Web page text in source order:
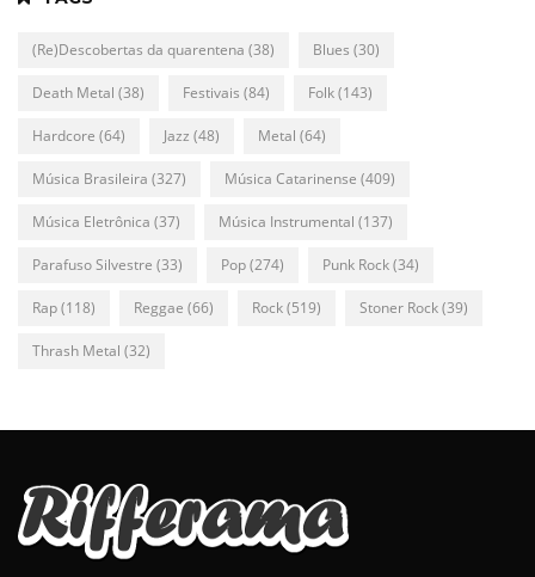
(Re)Descobertas da quarentena (38) Blues (30)
Death Metal (38) Festivais (84) Folk(143)
Hardcore (64) Jazz (48) Metal (64)
Música Brasileira (327) Música Catarinense (409)
Música Eletrônica (37) Música Instrumental (137)
Parafuso Silvestre (33) Pop(274) Punk Rock(34)
Rap(118) Reggae (66) Rock(519) Stoner Rock(39)
Thrash Metal (32)